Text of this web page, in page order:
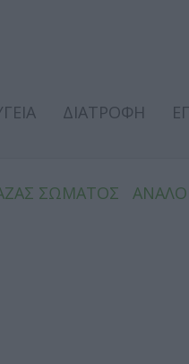
ΔΙΑΤΡΟΦΗ
ΣΩΜΑΤΟΣ